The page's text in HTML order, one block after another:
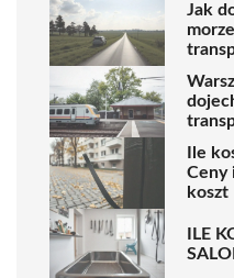
Jak
Ile
Ceny
koszt
ILE